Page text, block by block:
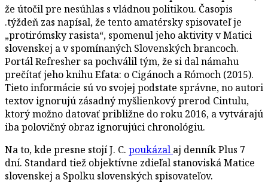
že útočil pre nesúhlas s vládnou politikou. Časopis
.týždeň zas napísal, že tento amatérsky spisovateľ je
„protirómsky rasista“, spomenul jeho aktivity v Matici
slovenskej a v spomínaných Slovenských brancoch.
Portál Refresher sa pochválil tým, že si dal námahu
prečítať jeho knihu Efata: o Cigánoch a Rómoch (2015).
Tieto informácie sú vo svojej podstate správne, no autori
textov ignorujú zásadný myšlienkový prerod Cintulu,
ktorý možno datovať približne do roku 2016, a vytvárajú
iba polovičný obraz ignorujúci chronológiu.
Na to, kde presne stojí J. C. poukázal aj denník Plus 7
dní. Standard tiež objektívne zdieľal stanoviská Matice
slovenskej a Spolku slovenských spisovateľov.